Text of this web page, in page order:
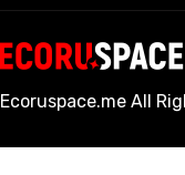
Ecoruspace.me All